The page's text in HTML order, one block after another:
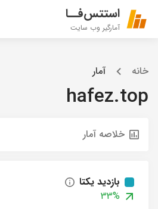
استتس‌فــا
آمارگیر وب سایت
خانه آمار
hafez.top
خلاصه آمار
بازدید یکتا
33%